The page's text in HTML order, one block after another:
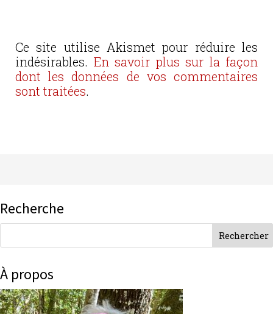
Ce site utilise Akismet pour réduire les
indésirables. En savoir plus sur la façon
dont les données de vos commentaires
sont traitées.
Recherche
À propos